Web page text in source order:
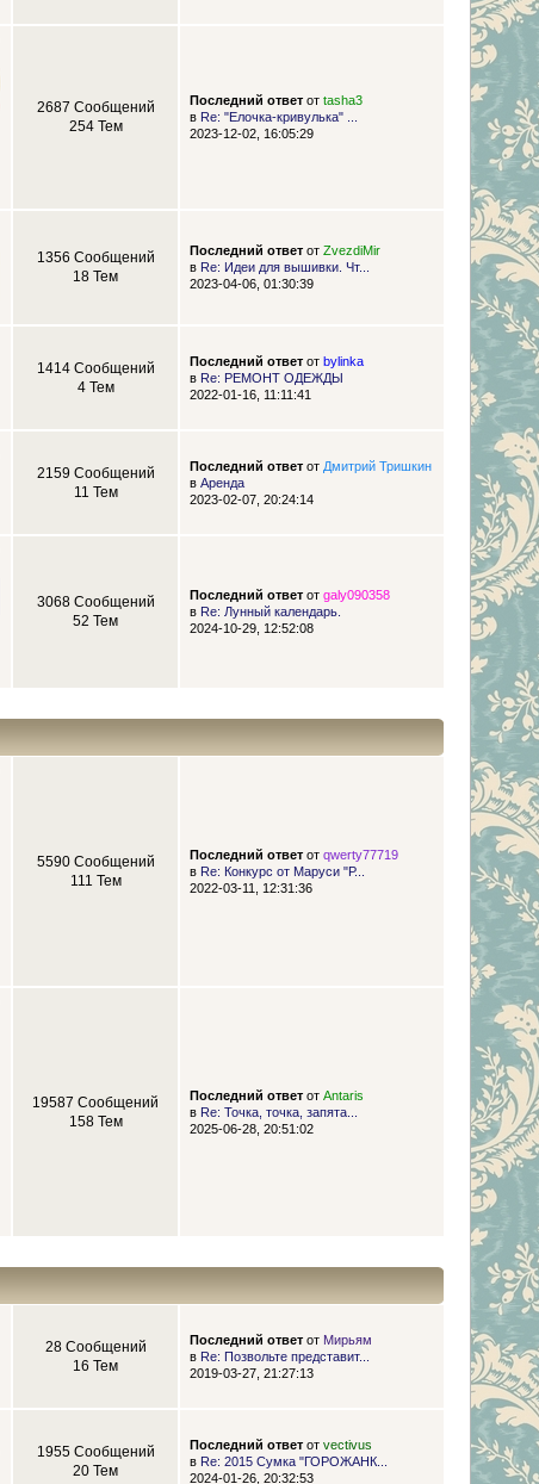
2687 Сообщений
254 Тем
Последний ответот tasha3
в Re: "Елочка-кривулька" ...
2023-12-02, 16:05:29
1356 Сообщений
18 Тем
Последний ответот ZvezdiMir
в Re: Идеи для вышивки. Чт...
2023-04-06, 01:30:39
1414 Сообщений
4 Тем
Последний ответот bylinka
в Re: РЕМОНТ ОДЕЖДЫ
2022-01-16, 11:11:41
2159 Сообщений
11 Тем
Последний ответот Дмитрий Тришкин
в Аренда
2023-02-07, 20:24:14
3068 Сообщений
52 Тем
Последний ответот galy090358
в Re: Лунный календарь.
2024-10-29, 12:52:08
5590 Сообщений
111 Тем
Последний ответот qwerty77719
в Re: Конкурс от Маруси "Р...
2022-03-11, 12:31:36
19587 Сообщений
158 Тем
Последний ответот Antaris
в Re: Точка, точка, запята...
2025-06-28, 20:51:02
28 Сообщений
16 Тем
Последний ответот Мирьям
в Re: Позвольте представит...
2019-03-27, 21:27:13
1955 Сообщений
20 Тем
Последний ответот vectivus
в Re: 2015 Сумка "ГОРОЖАНК...
2024-01-26, 20:32:53